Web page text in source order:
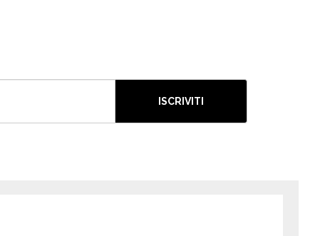
ISCRIVITI